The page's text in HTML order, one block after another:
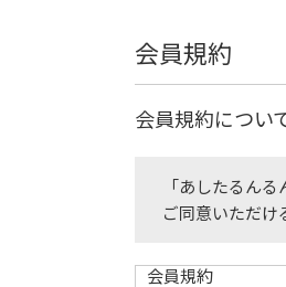
会員規約
会員規約につい
「あしたるん
ご同意いただけ
会員規約